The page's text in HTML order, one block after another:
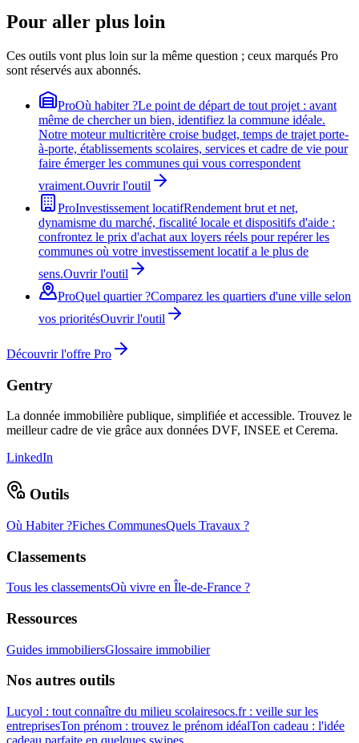
Pour aller plus loin
Ces outils vont plus loin sur la même question ; ceux marqués Pro
sont réservés aux abonnés.
ProOù habiter ?Le point de départ de tout projet : avant
même de chercher un bien, identifiez la commune idéale.
Notre moteur multicritère croise budget, temps de trajet porte-
à-porte, établissements scolaires, services et cadre de vie pour
faire émerger les communes qui vous correspondent
vraiment.Ouvrir l'outil
ProInvestissement locatifRendement brut et net,
dynamisme du marché, fiscalité locale et dispositifs d'aide :
confrontez le prix d'achat aux loyers réels pour repérer les
communes où votre investissement locatif a le plus de
sens.Ouvrir l'outil
ProQuel quartier ?Comparez les quartiers d'une ville selon
vos prioritésOuvrir l'outil
Découvrir l'offre Pro
Gentry
La donnée immobilière publique, simplifiée et accessible. Trouvez le
meilleur cadre de vie grâce aux données DVF, INSEE et Cerema.
LinkedIn
Outils
Où Habiter ?Fiches CommunesQuels Travaux ?
Classements
Tous les classementsOù vivre en Île-de-France ?
Ressources
Guides immobiliersGlossaire immobilier
Nos autres outils
Lucyol : tout connaître du milieu scolairesocs.fr : veille sur les
entreprisesTon prénom : trouvez le prénom idéalTon cadeau : l'idée
cadeau parfaite en quelques swipes